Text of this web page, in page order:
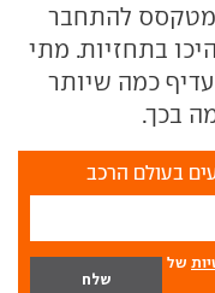
מטקסס להתחבר
בתחזיות. מתי
כמה שיותר
בכך.
בעולם הרכב
של